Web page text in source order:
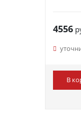
4556
В